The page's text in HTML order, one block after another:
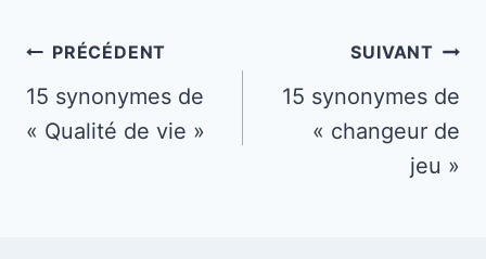
Navigation
de
l’article
PRÉCÉDENT
15 synonymes de
« Qualité de vie »
SUIVANT
15 synonymes de
« changeur de
jeu »